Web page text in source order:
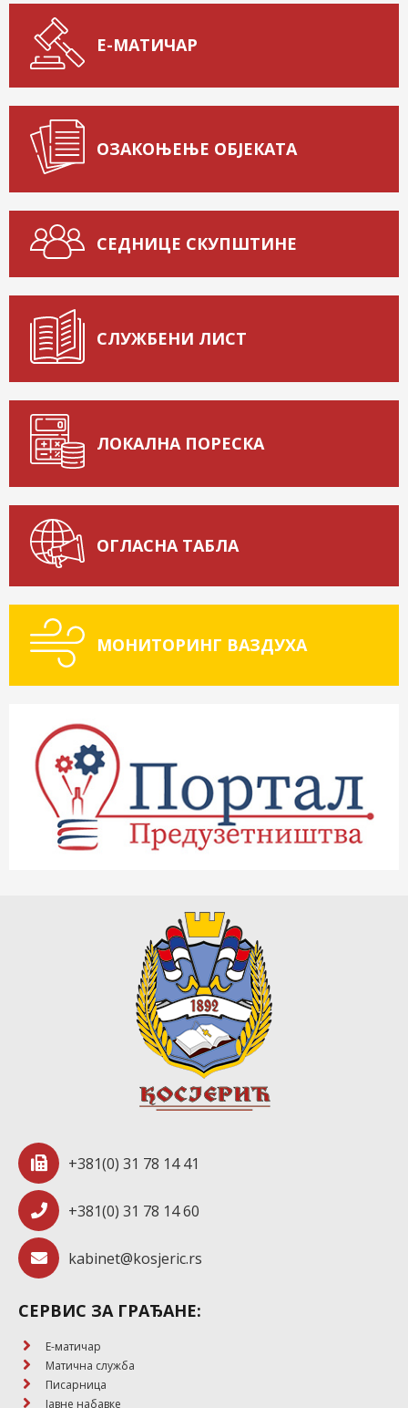
Е-МАТИЧАР
ОЗАКОЊЕЊЕ ОБЈЕКАТА
СЕДНИЦЕ СКУПШТИНЕ
СЛУЖБЕНИ ЛИСТ
ЛОКАЛНА ПОРЕСКА
ОГЛАСНА ТАБЛА
МОНИТОРИНГ ВАЗДУХА
+381(0) 31 78 14 41
+381(0) 31 78 14 60
kabinet@kosjeric.rs
СЕРВИС ЗА ГРАЂАНЕ:
E-матичар
Матична служба
Писарница
Јавне набавке